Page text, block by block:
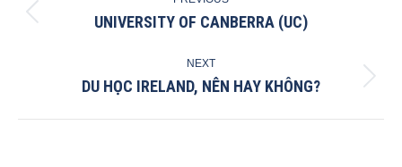
NAVIGATION
Previous
UNIVERSITY OF CANBERRA (UC)
NEXT
Next
DU HỌC IRELAND, NÊN HAY KHÔNG?